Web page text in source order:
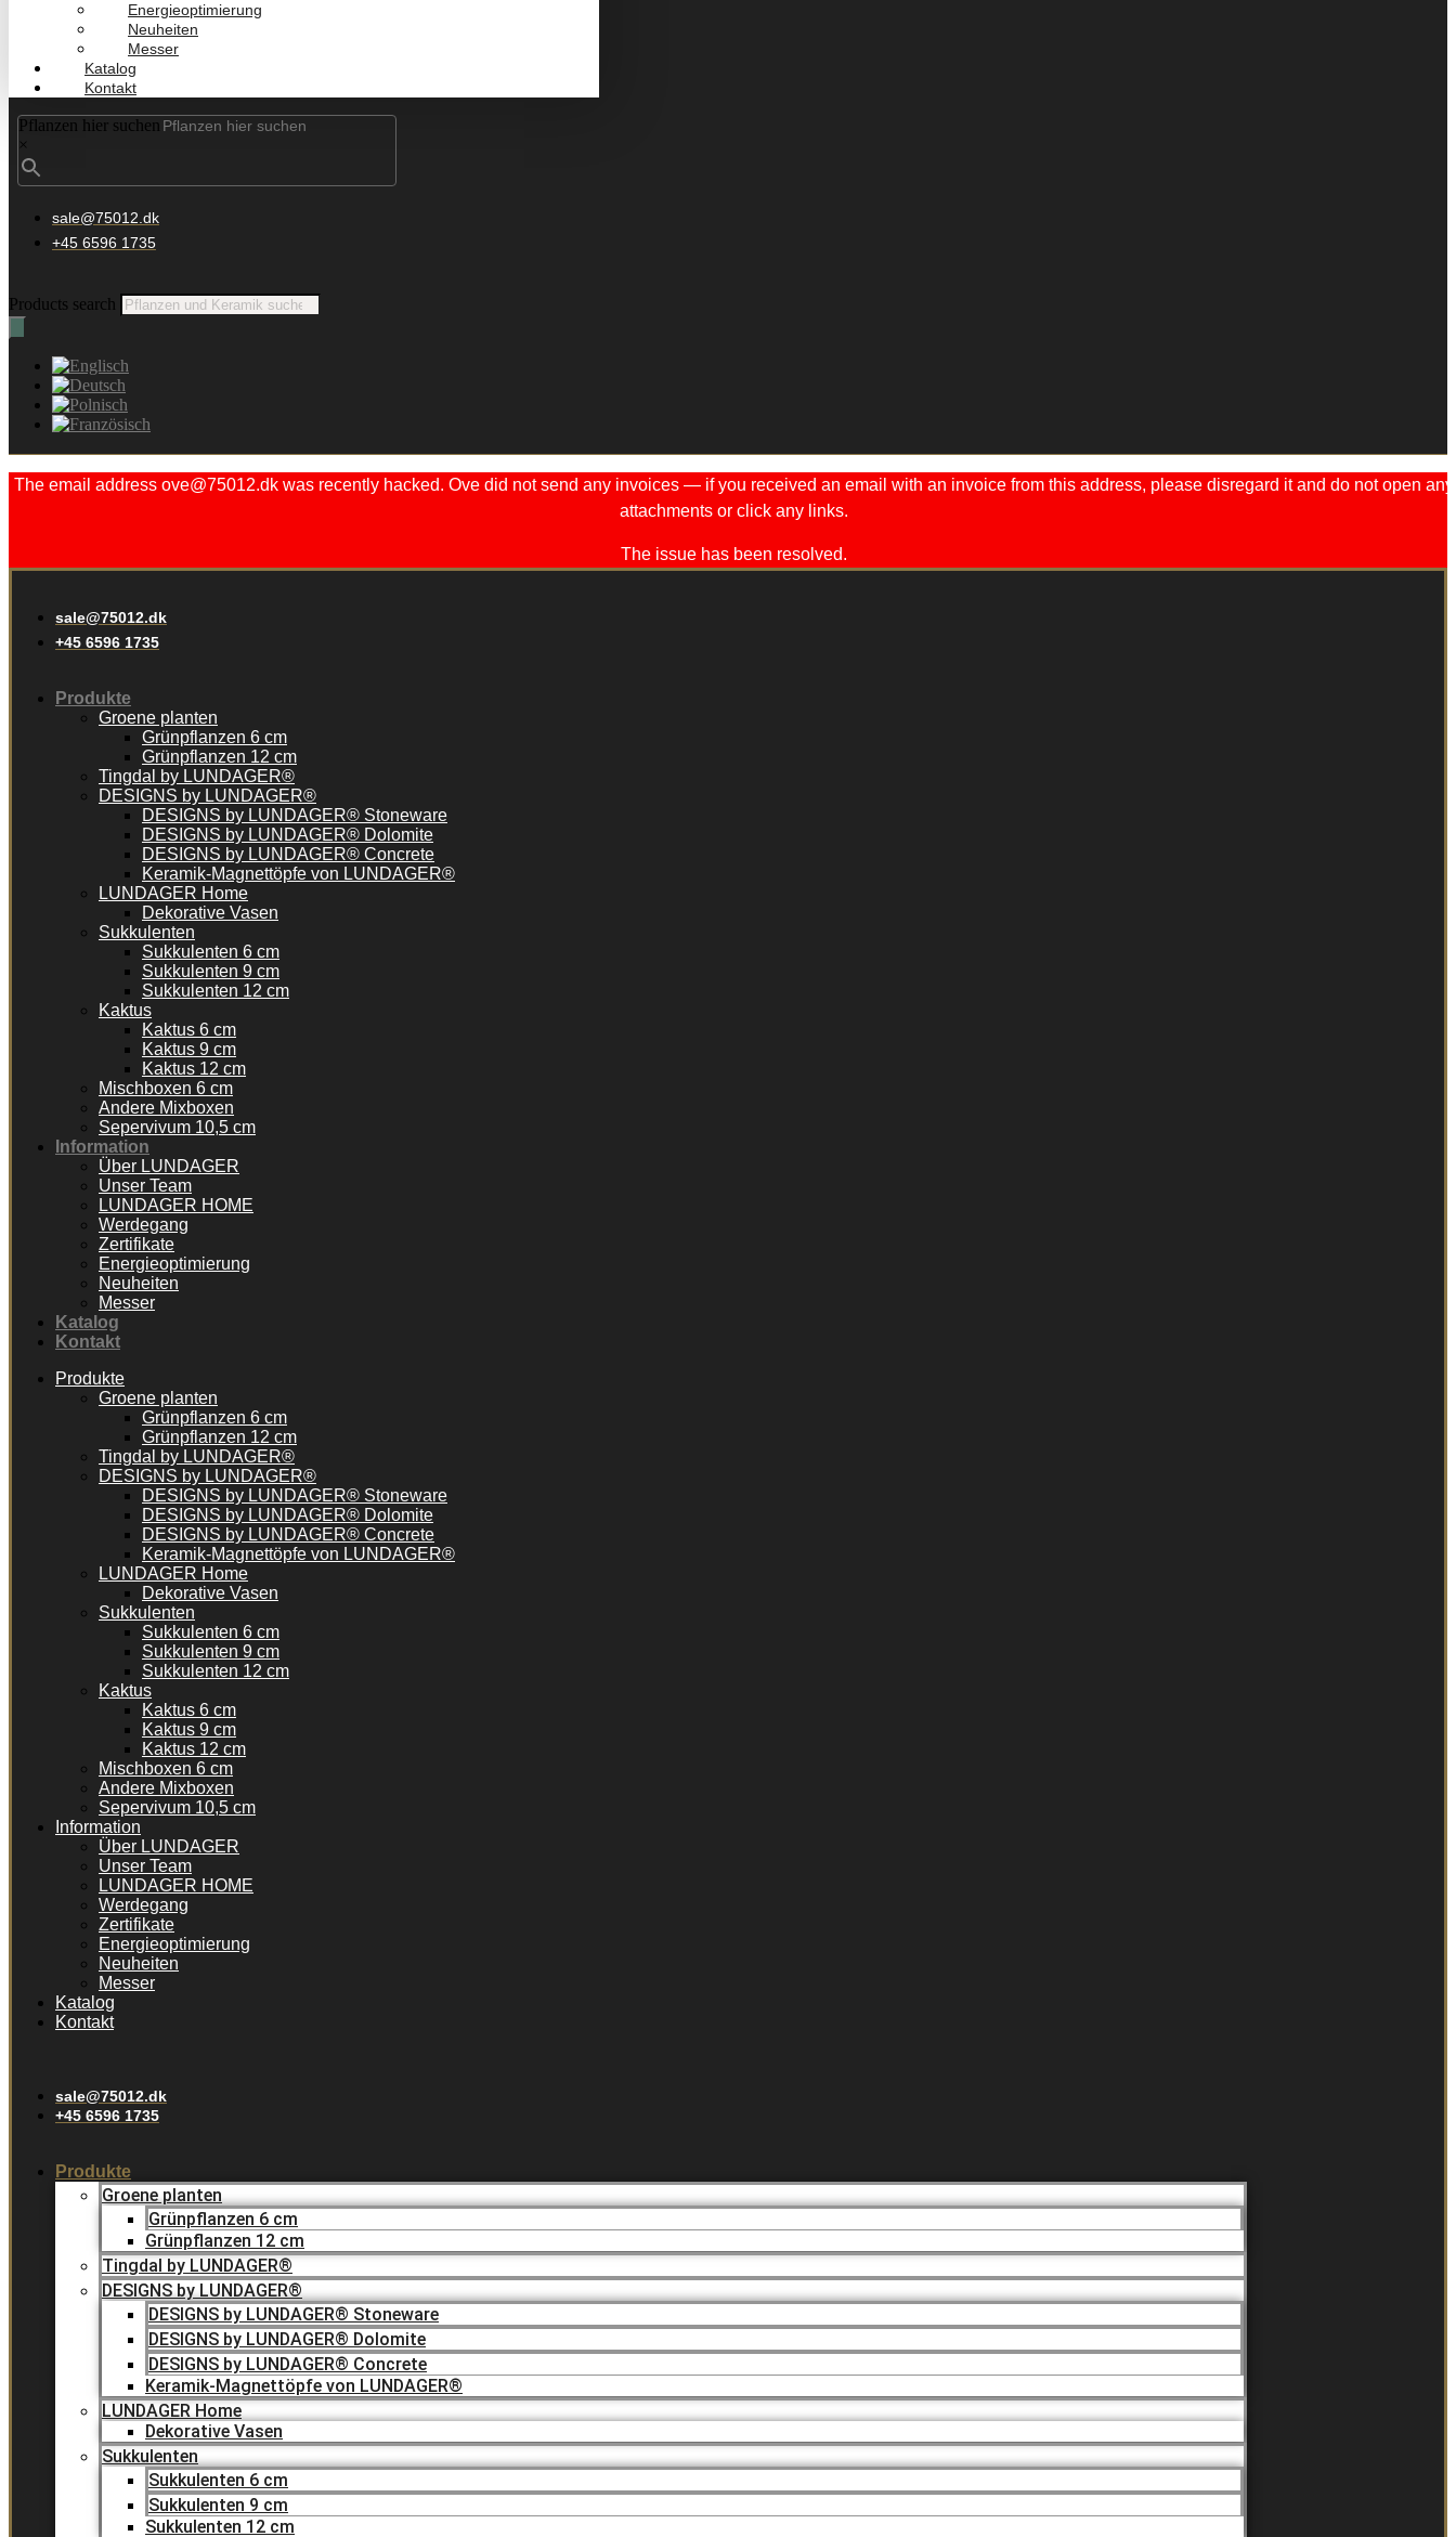
Energieoptimierung
Neuheiten
Messer
Katalog
Kontakt
Pflanzen hier suchen
×
sale@75012.dk
+45 6596 1735
Products search
The email address ove@75012.dk was recently hacked. Ove did not send any invoices — if you received an email with an invoice from this address, please disregard it and do not open any
attachments or click any links.
The issue has been resolved.
sale@75012.dk
+45 6596 1735
Produkte
Groene planten
Grünpflanzen 6 cm
Grünpflanzen 12 cm
Tingdal by LUNDAGER®
DESIGNS by LUNDAGER®
DESIGNS by LUNDAGER® Stoneware
DESIGNS by LUNDAGER® Dolomite
DESIGNS by LUNDAGER® Concrete
Keramik-Magnettöpfe von LUNDAGER®
LUNDAGER Home
Dekorative Vasen
Sukkulenten
Sukkulenten 6 cm
Sukkulenten 9 cm
Sukkulenten 12 cm
Kaktus
Kaktus 6 cm
Kaktus 9 cm
Kaktus 12 cm
Mischboxen 6 cm
Andere Mixboxen
Sepervivum 10,5 cm
Information
Über LUNDAGER
Unser Team
LUNDAGER HOME
Werdegang
Zertifikate
Energieoptimierung
Neuheiten
Messer
Katalog
Kontakt
Produkte
Groene planten
Grünpflanzen 6 cm
Grünpflanzen 12 cm
Tingdal by LUNDAGER®
DESIGNS by LUNDAGER®
DESIGNS by LUNDAGER® Stoneware
DESIGNS by LUNDAGER® Dolomite
DESIGNS by LUNDAGER® Concrete
Keramik-Magnettöpfe von LUNDAGER®
LUNDAGER Home
Dekorative Vasen
Sukkulenten
Sukkulenten 6 cm
Sukkulenten 9 cm
Sukkulenten 12 cm
Kaktus
Kaktus 6 cm
Kaktus 9 cm
Kaktus 12 cm
Mischboxen 6 cm
Andere Mixboxen
Sepervivum 10,5 cm
Information
Über LUNDAGER
Unser Team
LUNDAGER HOME
Werdegang
Zertifikate
Energieoptimierung
Neuheiten
Messer
Katalog
Kontakt
sale@75012.dk
+45 6596 1735
Produkte
Groene planten
Grünpflanzen 6 cm
Grünpflanzen 12 cm
Tingdal by LUNDAGER®
DESIGNS by LUNDAGER®
DESIGNS by LUNDAGER® Stoneware
DESIGNS by LUNDAGER® Dolomite
DESIGNS by LUNDAGER® Concrete
Keramik-Magnettöpfe von LUNDAGER®
LUNDAGER Home
Dekorative Vasen
Sukkulenten
Sukkulenten 6 cm
Sukkulenten 9 cm
Sukkulenten 12 cm